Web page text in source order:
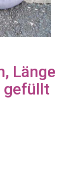
Länge
gefüllt